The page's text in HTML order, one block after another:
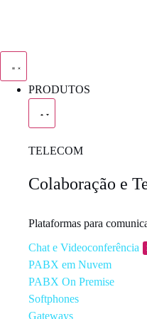
PRODUTOS
TELECOM
Colaboração e
Plataformas para
Chat e Videoconferência
PABX em Nuvem
PABX On Premise
Softphones
Gateways